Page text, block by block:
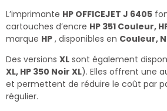
L’imprimante HP OFFICEJET J 6405
cartouches d’encre HP 351 Couleur,
marque HP , disponibles en Couleur,
Des versions XL sont également
XL, HP 350 Noir XL). Elles offrent une
et permettent de réduire le coût par
régulier.